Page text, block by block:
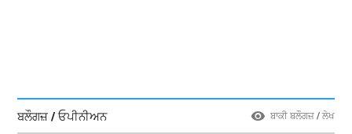
ਬਲੌਗਜ਼ / ਓਪੀਨੀਅਨ ਬਾਕੀ ਬਲੌਗਜ਼ / ਲੇਖ